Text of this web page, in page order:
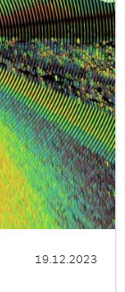
19.12.2023